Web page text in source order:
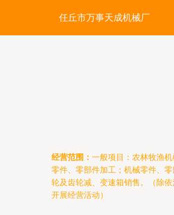
任丘市万事天成机械厂
经营范围： 一般项目：农林牧渔
零件、零部件加工；机械零件、
轮及齿轮减、变速箱销售。（除
开展经营活动）